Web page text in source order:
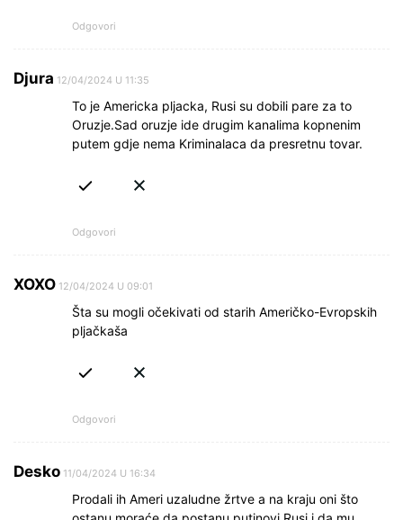
Odgovori
Djura 12/04/2024 U 11:35
To je Americka pljacka, Rusi su dobili pare za to
Oruzje.Sad oruzje ide drugim kanalima kopnenim
putem gdje nema Kriminalaca da presretnu tovar.
Odgovori
XOXO 12/04/2024 U 09:01
Šta su mogli očekivati od starih Američko-Evropskih
pljačkaša
Odgovori
Desko 11/04/2024 U 16:34
Prodali ih Ameri uzaludne žrtve a na kraju oni što